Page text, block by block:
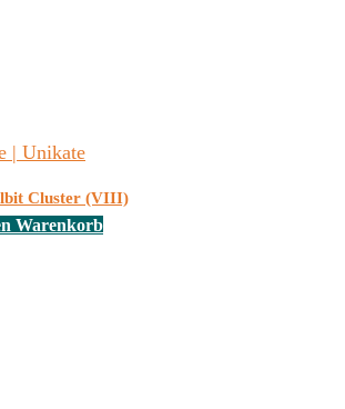
| Unikate
Cluster (VIII)
Warenkorb